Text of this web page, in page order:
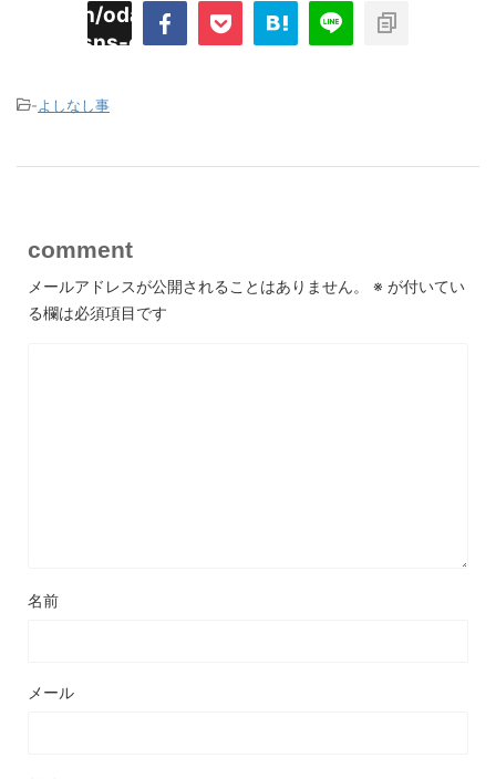
odaiji.com/public_html/blog/wp-
sns-count-cache/sns-count-
-よしなし事
comment
メールアドレスが公開されることはありません。 ※ が付いてい
る欄は必須項目です
名前
メール